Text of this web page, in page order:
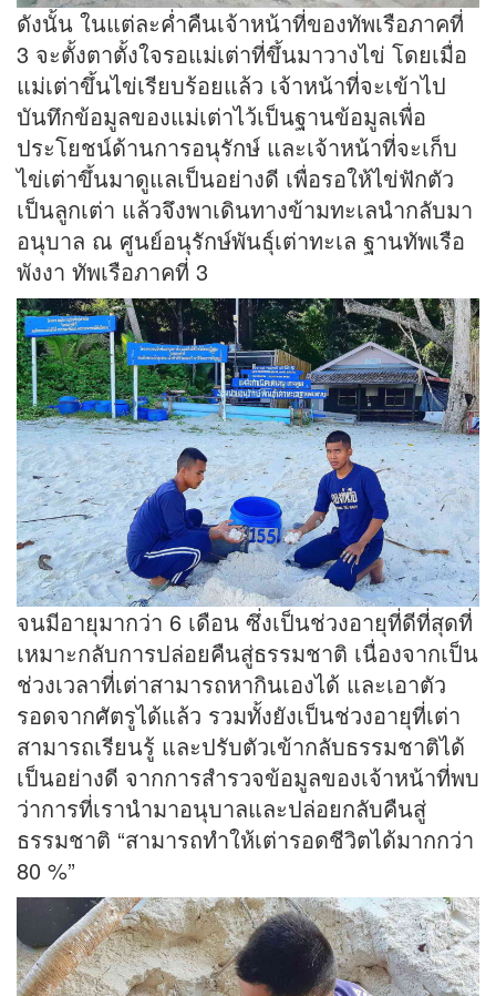
ดังนั้น ในแต่ละค่ำคืนเจ้าหน้าที่ของทัพเรือภาคที่
3 จะตั้งตาตั้งใจรอแม่เต่าที่ขึ้นมาวางไข่ โดยเมื่อ
แม่เต่าขึ้นไข่เรียบร้อยแล้ว เจ้าหน้าที่จะเข้าไป
บันทึกข้อมูลของแม่เต่าไว้เป็นฐานข้อมูลเพื่อ
ประโยชน์ด้านการอนุรักษ์ และเจ้าหน้าที่จะเก็บ
ไข่เต่าขึ้นมาดูแลเป็นอย่างดี เพื่อรอให้ไข่ฟักตัว
เป็นลูกเต่า แล้วจึงพาเดินทางข้ามทะเลนำกลับมา
อนุบาล ณ ศูนย์อนุรักษ์พันธุ์เต่าทะเล ฐานทัพเรือ
พังงา ทัพเรือภาคที่ 3
จนมีอายุมากว่า 6 เดือน ซึ่งเป็นช่วงอายุที่ดีที่สุดที่
เหมาะกลับการปล่อยคืนสู่ธรรมชาติ เนื่องจากเป็น
ช่วงเวลาที่เต่าสามารถหากินเองได้ และเอาตัว
รอดจากศัตรูได้แล้ว รวมทั้งยังเป็นช่วงอายุที่เต่า
สามารถเรียนรู้ และปรับตัวเข้ากลับธรรมชาติได้
เป็นอย่างดี จากการสำรวจข้อมูลของเจ้าหน้าที่พบ
ว่าการที่เรานำมาอนุบาลและปล่อยกลับคืนสู่
ธรรมชาติ “สามารถทำให้เต่ารอดชีวิตได้มากกว่า
80 %”